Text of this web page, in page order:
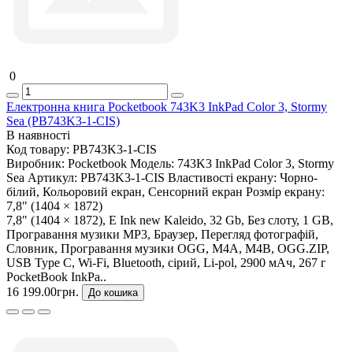
0
Електронна книга Pocketbook 743K3 InkPad Color 3, Stormy
Sea (PB743K3-1-CIS)
В наявності
Код товару: PB743K3-1-CIS
Виробник: Pocketbook Модель: 743K3 InkPad Color 3, Stormy
Sea Артикул: PB743K3-1-CIS Властивості екрану: Чорно-
білий, Кольоровий екран, Сенсорний екран Розмір екрану:
7,8" (1404 × 1872)
7,8" (1404 × 1872), E Ink new Kaleido, 32 Gb, Без слоту, 1 GB,
Програвання музики MP3, Браузер, Перегляд фотографій,
Словник, Програвання музики OGG, M4A, M4B, OGG.ZIP,
USB Type C, Wi-Fi, Bluetooth, сірий, Li-pol, 2900 мАч, 267 г
PocketBook InkPa..
16 199.00грн.
До кошика